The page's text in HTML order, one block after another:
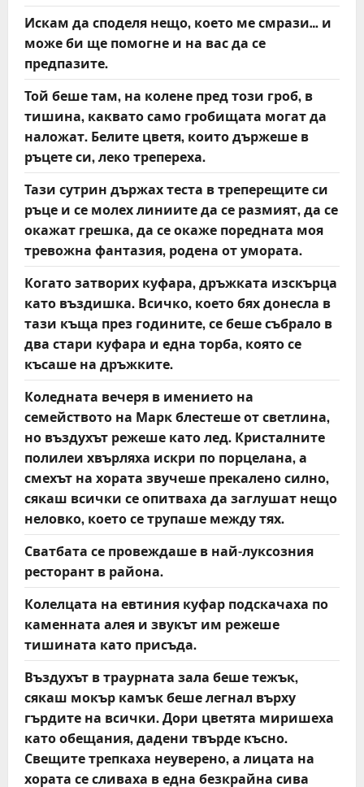
Искам да споделя нещо, което ме смрази… и
може би ще помогне и на вас да се
предпазите.
Той беше там, на колене пред този гроб, в
тишина, каквато само гробищата могат да
наложат. Белите цветя, които държеше в
ръцете си, леко трепереха.
Тази сутрин държах теста в треперещите си
ръце и се молех линиите да се размият, да се
окажат грешка, да се окаже поредната моя
тревожна фантазия, родена от умората.
Когато затворих куфара, дръжката изскърца
като въздишка. Всичко, което бях донесла в
тази къща през годините, се беше събрало в
два стари куфара и една торба, която се
късаше на дръжките.
Коледната вечеря в имението на
семейството на Марк блестеше от светлина,
но въздухът режеше като лед. Кристалните
полилеи хвърляха искри по порцелана, а
смехът на хората звучеше прекалено силно,
сякаш всички се опитваха да заглушат нещо
неловко, което се трупаше между тях.
Сватбата се провеждаше в най-луксозния
ресторант в района.
Колелцата на евтиния куфар подскачаха по
каменната алея и звукът им режеше
тишината като присъда.
Въздухът в траурната зала беше тежък,
сякаш мокър камък беше легнал върху
гърдите на всички. Дори цветята миришеха
като обещания, дадени твърде късно.
Свещите трепкаха неуверено, а лицата на
хората се сливаха в една безкрайна сива